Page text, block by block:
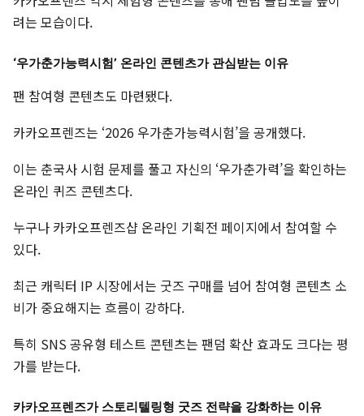
려는 모습이다.
‘우가춘가능력시험’ 온라인 콘텐츠가 관심받는 이유
팬 참여형 콘텐츠도 마련됐다.
카카오프렌즈는 ‘2026 우가춘가능력시험’을 공개했다.
이는 춘국사 시험 문제를 풀고 자신의 ‘우가춘가력’을 확인하는
온라인 퀴즈 콘텐츠다.
누구나 카카오프렌즈샵 온라인 기획전 페이지에서 참여할 수
있다.
최근 캐릭터 IP 시장에서는 굿즈 구매를 넘어 참여형 콘텐츠 소
비가 중요해지는 흐름이 강하다.
특히 SNS 공유형 테스트 콘텐츠는 팬덤 확산 효과도 크다는 평
가를 받는다.
카카오프렌즈가 스토리텔링형 굿즈 전략을 강화하는 이유